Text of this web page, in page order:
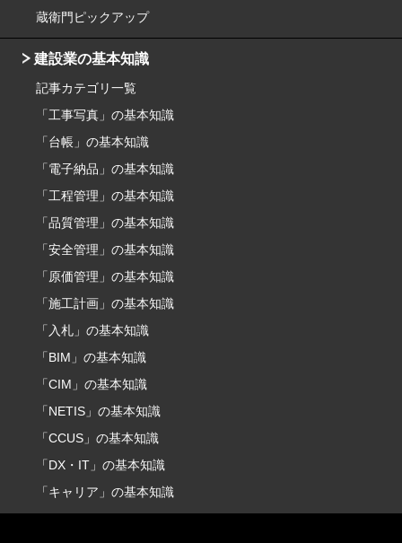
蔵衛門ピックアップ
建設業の基本知識
記事カテゴリ一覧
「工事写真」の基本知識
「台帳」の基本知識
「電子納品」の基本知識
「工程管理」の基本知識
「品質管理」の基本知識
「安全管理」の基本知識
「原価管理」の基本知識
「施工計画」の基本知識
「入札」の基本知識
「BIM」の基本知識
「CIM」の基本知識
「NETIS」の基本知識
「CCUS」の基本知識
「DX・IT」の基本知識
「キャリア」の基本知識